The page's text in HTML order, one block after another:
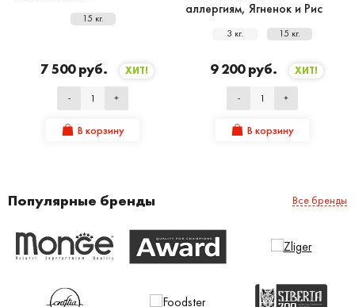
15 кг.
7 500 руб. ХИТ!
- +
В корзину
аллергиям, Ягненок и Рис
3 кг. 15 кг.
9 200 руб. ХИТ!
- +
В корзину
Популярные бренды Все бренды